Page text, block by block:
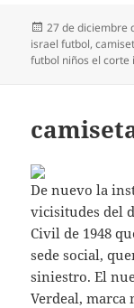
Publicado
el
27 de diciembre
israel futbol,
futbol niños el corte
De nuevo la
vicisitudes del
Civil de 1948
sede social,
siniestro. El
Verdeal, marca